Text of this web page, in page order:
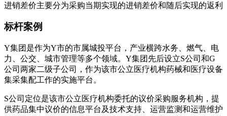
进销差价主要分为采购当期实现的进销差价和随后实现的返利
标杆案例
Y集团是作为Y市的市属城投平台，产业横跨水务、燃气、电
力、公交、城市管理等多个领域。Y集团先后设立S公司和G
公司两家二级子公司，作为该市公立医疗机构药械和医疗设备
集采集配工作的实施平台。
S公司定位是该市公立医疗机构委托的议价采购服务机构，提
供药品集中议价的信息平台及技术支持、运营监测和运营维护